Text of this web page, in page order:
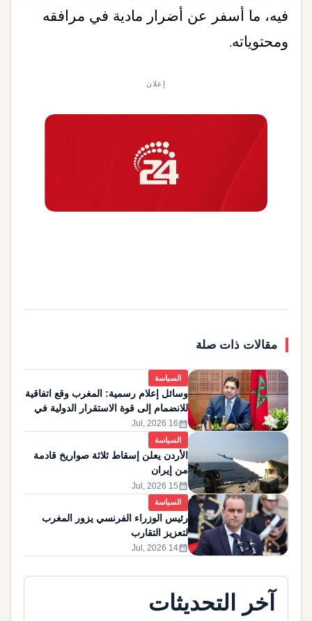
فيه، ما أسفر عن أضرار مادية في مرافقه
ومحتوياته.
إعلان
مقالات ذات صلة
السياسة
وسائل إعلام رسمية: المغرب وقع اتفاقية
للانضمام إلى قوة الاستقرار الدولية في
غزة
calendar_month
16 Jul, 2026
السياسة
الأردن يعلن إسقاط ثلاثة صواريخ قادمة
من إيران
calendar_month
15 Jul, 2026
السياسة
رئيس الوزراء الفرنسي يزور المغرب
لتعزيز التقارب
calendar_month
14 Jul, 2026
آخر التحديثات